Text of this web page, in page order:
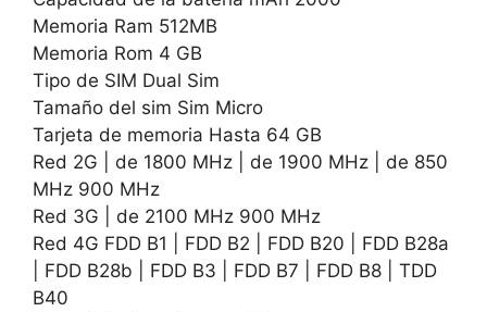
Memoria Ram 512MB
Memoria Rom 4 GB
Tipo de SIM Dual Sim
Tamaño del sim Sim Micro
Tarjeta de memoria Hasta 64 GB
Red 2G | de 1800 MHz | de 1900 MHz | de 850
MHz 900 MHz
Red 3G | de 2100 MHz 900 MHz
Red 4G FDD B1 | FDD B2 | FDD B20 | FDD B28a
| FDD B28b | FDD B3 | FDD B7 | FDD B8 | TDD
B40